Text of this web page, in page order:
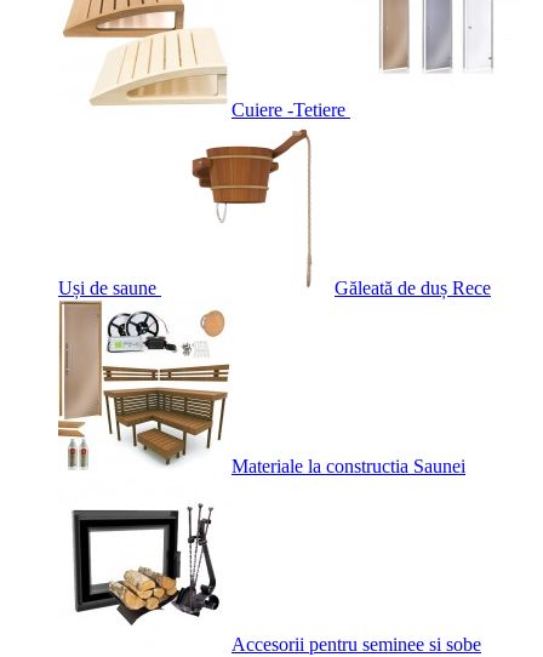
Cuiere -Tetiere
Uși de saune Găleată de duș Rece
Materiale la constructia Saunei
Accesorii pentru seminee si sobe